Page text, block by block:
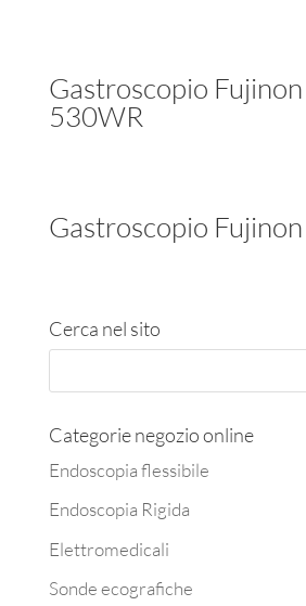
Gastroscopio
530WR
Gastroscopio
Cerca nel sito
Categorie negozio online
Endoscopia flessibile
Endoscopia Rigida
Elettromedicali
Sonde ecografiche